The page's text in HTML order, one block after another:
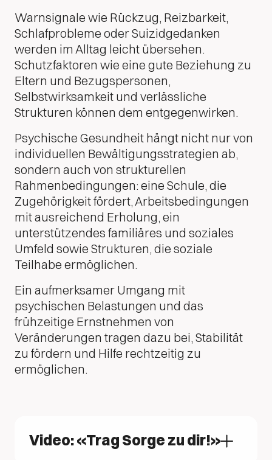
Warnsignale wie Rückzug, Reizbarkeit,
Schlafprobleme oder Suizidgedanken
werden im Alltag leicht übersehen.
Schutzfaktoren wie eine gute Beziehung zu
Eltern und Bezugspersonen,
Selbstwirksamkeit und verlässliche
Strukturen können dem entgegenwirken.
Psychische Gesundheit hängt nicht nur von
individuellen Bewältigungsstrategien ab,
sondern auch von strukturellen
Rahmenbedingungen: eine Schule, die
Zugehörigkeit fördert, Arbeitsbedingungen
mit ausreichend Erholung, ein
unterstützendes familiäres und soziales
Umfeld sowie Strukturen, die soziale
Teilhabe ermöglichen.
Ein aufmerksamer Umgang mit
psychischen Belastungen und das
frühzeitige Ernstnehmen von
Veränderungen tragen dazu bei, Stabilität
zu fördern und Hilfe rechtzeitig zu
ermöglichen.
Video: «Trag Sorge zu dir!»